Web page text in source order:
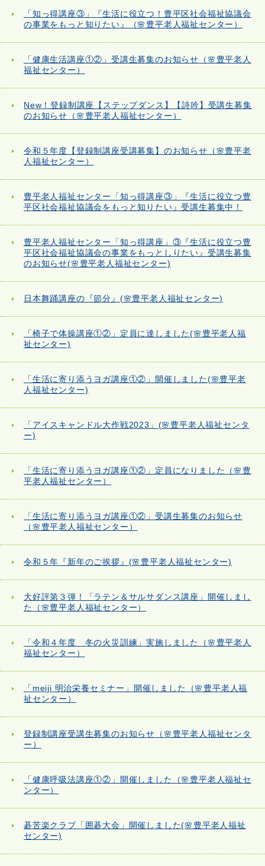
「知っ得講座③」『生活に役立つ！豊平区社会福祉協議会
の事業をもっと知りたい』（🌸豊平老人福祉センター）
「健康生活講座①②」受講生募集のお知らせ（🌸豊平老人
福祉センター）
New！登録制講座【ステップダンス】【詩吟】受講生募集
のお知らせ（🌸豊平老人福祉センター）
令和５年度【登録制講座受講募集】のお知らせ（🌸豊平老
人福祉センター）
豊平老人福祉センター「知っ得講座③」『生活に役立つ豊
平区社会福祉協議会をもっと知りたい』受講生募集中！
豊平老人福祉センター「知っ得講座」③『生活に役立つ豊
平区社会福祉協議会の事業をもっとしりたい』受講生募集
のお知らせ(🌸豊平老人福祉センター)
日本舞踊講座の『節分』(🌸豊平老人福祉センター)
「椅子で体操講座①②」定員に達しました(🌸豊平老人福
祉センター)
「生活に寄り添うヨガ講座①②」開催しました(🌸豊平老
人福祉センター)
「アイスキャンドル大作戦2023」(🌸豊平老人福祉センタ
ー)
「生活に寄り添うヨガ講座①②」定員になりました（🌸豊
平老人福祉センター）
「生活に寄り添うヨガ講座①②」受講生募集のお知らせ
（🌸豊平老人福祉センター）
令和５年『新年のご挨拶』(🌸豊平老人福祉センター)
大好評第３弾！「ラテン＆サルサダンス講座」開催しまし
た（🌸豊平老人福祉センター）
「令和４年度 冬の火災訓練」実施しました（🌸豊平老人
福祉センター）
「meiji 明治栄養セミナー」開催しました（🌸豊平老人福
祉センター）
登録制講座受講生募集のお知らせ（🌸豊平老人福祉センタ
ー）
「健康呼吸法講座①②」開催しました（🌸豊平老人福祉セ
ンター）
碁苦楽クラブ「囲碁大会」開催しました(🌸豊平老人福祉
センター)